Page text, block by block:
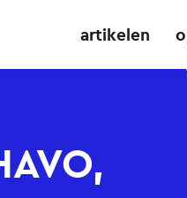
artikelen